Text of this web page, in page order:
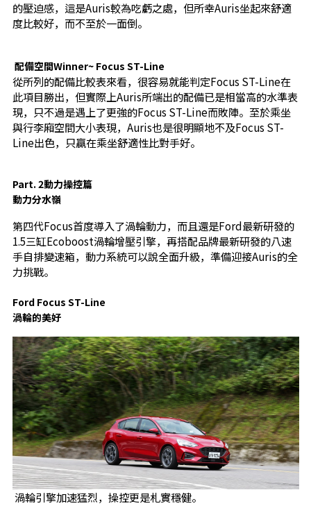
的壓迫感，這是Auris較為吃虧之處，但所幸Auris坐起來舒適
度比較好，而不至於一面倒。
配備空間Winner~ Focus ST-Line
從所列的配備比較表來看，很容易就能判定Focus ST-Line在
此項目勝出，但實際上Auris所端出的配備已是相當高的水準表
現，只不過是遇上了更強的Focus ST-Line而敗陣。至於乘坐
與行李廂空間大小表現，Auris也是很明顯地不及Focus ST-
Line出色，只贏在乘坐舒適性比對手好。
Part. 2動力操控篇
動力分水嶺
第四代Focus首度導入了渦輪動力，而且還是Ford最新研發的
1.5三缸Ecoboost渦輪增壓引擎，再搭配品牌最新研發的八速
手自排變速箱，動力系統可以說全面升級，準備迎接Auris的全
力挑戰。
Ford Focus ST-Line
渦輪的美好
渦輪引擎加速猛烈，操控更是札實穩健。